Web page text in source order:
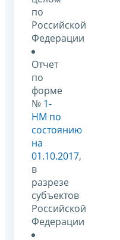
по
Российской
Федерации
Отчет
по
форме
№ 1-
НМ по
состоянию
на
01.10.2017,
в
разрезе
субъектов
Российской
Федерации